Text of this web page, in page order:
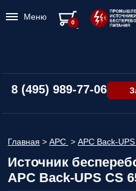
8 (495) 989-77-06
Главная > APC > APC Back-UPS
Источник
APC Back-UPS CS
Меню
0